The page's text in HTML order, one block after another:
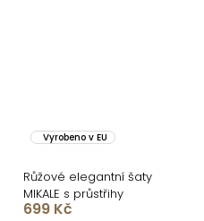
Vyrobeno v EU
Růžové elegantní šaty
MIKALE s průstřihy
699 Kč